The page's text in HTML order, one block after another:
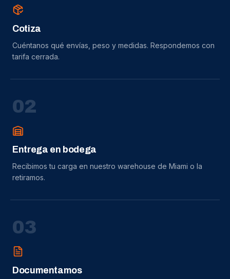
Cotiza
Cuéntanos qué envías, peso y medidas. Respondemos con
tarifa cerrada.
02
Entrega en bodega
Recibimos tu carga en nuestro warehouse de Miami o la
retiramos.
03
Documentamos